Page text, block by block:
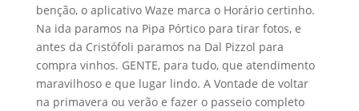
benção, o aplicativo Waze marca o Horário certinho.
Na ida paramos na Pipa Pórtico para tirar fotos, e
antes da Cristófoli paramos na Dal Pizzol para
compra vinhos. GENTE, para tudo, que atendimento
maravilhoso e que lugar lindo. A Vontade de voltar
na primavera ou verão e fazer o passeio completo